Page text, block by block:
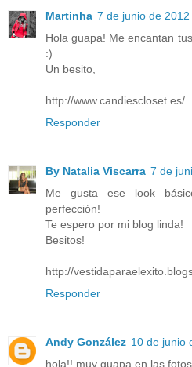
Martinha 7 de junio de
Hola guapa! Me encantan
:)
Un besito,
http://www.candiescloset.es/
Responder
By Natalia Viscarra 7 de
Me gusta ese look
perfección!
Te espero por mi blog linda!
Besitos!
http://
Responder
Andy González 10 de junio
hola!! muy guapa en las